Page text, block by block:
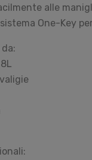
alle
One-Key